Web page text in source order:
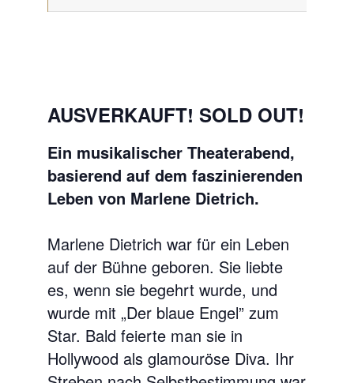
AUSVERKAUFT! SOLD OUT!
Ein musikalischer Theaterabend,
basierend auf dem faszinierenden
Leben von Marlene Dietrich.
Marlene Dietrich war für ein Leben
auf der Bühne geboren. Sie liebte
es, wenn sie begehrt wurde, und
wurde mit „Der blaue Engel” zum
Star. Bald feierte man sie in
Hollywood als glamouröse Diva. Ihr